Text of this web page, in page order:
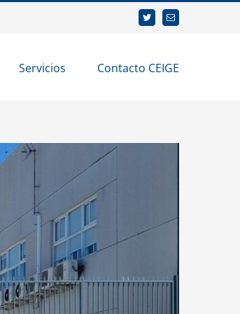
TwitterCorreo
electrónico
Servicios Contacto CEIGE